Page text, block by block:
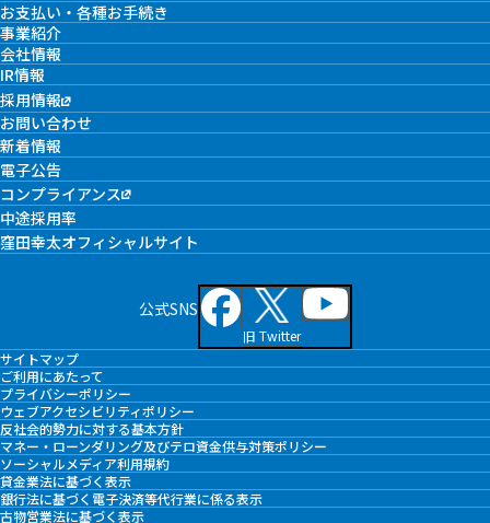
お支払い・各種お手続き
事業紹介
会社情報
IR情報
採用情報
お問い合わせ
新着情報
電子公告
コンプライアンス
中途採用率
窪田幸太オフィシャルサイト
公式SNS
旧 Twitter
サイトマップ
ご利用にあたって
プライバシーポリシー
ウェブアクセシビリティポリシー
反社会的勢力に対する基本方針
マネー・ローンダリング及びテロ資金供与対策ポリシー
ソーシャルメディア利用規約
貸金業法に基づく表示
銀行法に基づく電子決済等代行業に係る表示
古物営業法に基づく表示